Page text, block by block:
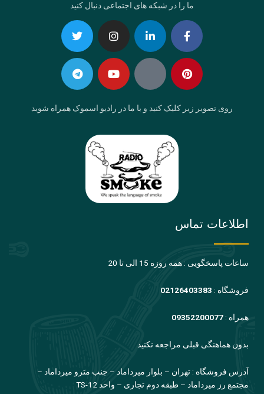
ما را در شبکه های اجتماعی دنبال کنید
Facebook-
f
Linkedin-
in
Instagram
Twitter Pinterest
Eaparat
Youtube
Telegram
روی تصویر زیر کلیک کنید و با ما در رادیو اسموک همراه شوید
اطلاعات تماس
ساعات پاسخگویی : همه روزه 15 الی تا 20
فروشگاه : 02126403383
همراه : 09352200077
بدون هماهنگی قبلی مراجعه نکنید
آدرس فروشگاه : تهران – بلوار میرداماد – جنب مترو میرداماد –
مجتمع رز میرداماد – طبقه دوم تجاری – واحد TS-12